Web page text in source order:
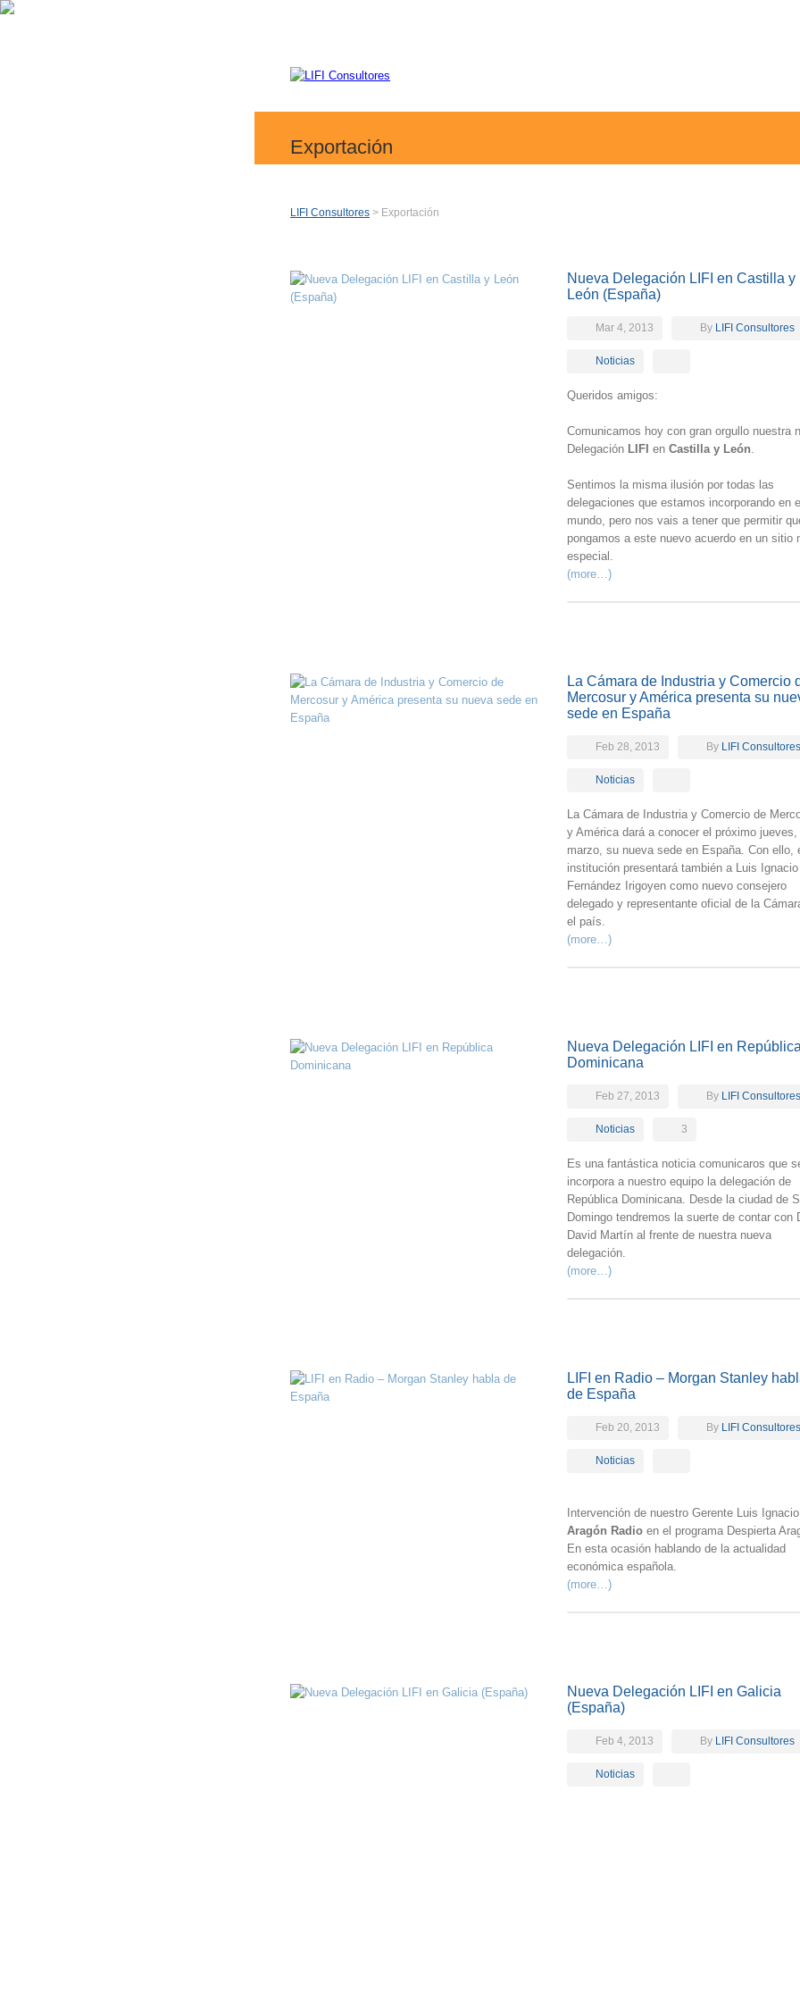
Exportación
LIFI Consultores > Exportación
Nueva Delegación LIFI en Castilla y
León (España)
Mar 4, 2013 By LIFI Consultores
Noticias
Queridos amigos:
Comunicamos hoy con gran orgullo nuestra
Delegación LIFI en Castilla y León.
Sentimos la misma ilusión por todas las
delegaciones que estamos incorporando en el
mundo, pero nos vais a tener que permitir
pongamos a este nuevo acuerdo en un sitio
especial.
(more…)
La Cámara de Industria y Comercio
Mercosur y América presenta su
sede en España
Feb 28, 2013 By LIFI Consultores
Noticias
La Cámara de Industria y Comercio de
y América dará a conocer el próximo jueves,
marzo, su nueva sede en España. Con ello,
institución presentará también a Luis Ignacio
Fernández Irigoyen como nuevo consejero
delegado y representante oficial de la
el país.
(more…)
Nueva Delegación LIFI en República
Dominicana
Feb 27, 2013 By LIFI Consultores
Noticias 3
Es una fantástica noticia comunicaros que
incorpora a nuestro equipo la delegación de
República Dominicana. Desde la ciudad de
Domingo tendremos la suerte de contar con
David Martín al frente de nuestra nueva
delegación.
(more…)
LIFI en Radio – Morgan Stanley
de España
Feb 20, 2013 By LIFI Consultores
Noticias
Intervención de nuestro Gerente Luis
Aragón Radio en el programa Despierta
En esta ocasión hablando de la actualidad
económica española.
(more…)
Nueva Delegación LIFI en Galicia
(España)
Feb 4, 2013 By LIFI Consultores
Noticias